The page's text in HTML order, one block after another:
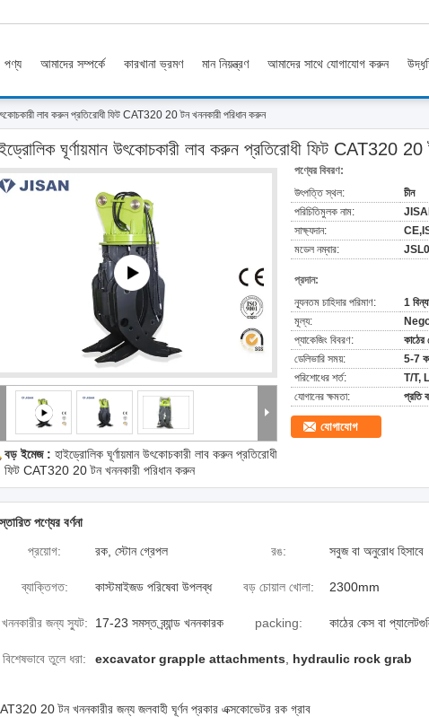
পণ্য আমাদের সম্পর্কে কারখানা ভ্রমণ মান নিয়ন্ত্রণ আমাদের সাথে যোগাযোগ করুন
লাব করুন প্রতিরোধী ফিট CAT320 20 টন খননকারী পরিধান করুন
ঘূর্ণায়মান উৎকোচকারী লাব করুন প্রতিরোধী ফিট CAT320 20
বড় ইমেজ : হাইড্রোলিক ঘূর্ণায়মান উৎকোচকারী লাব করুন প্রতিরোধী
ফিট CAT320 20 টন খননকারী পরিধান করুন
পণ্যের বিবরণ:
উৎপত্তি স্থল:
চীন
পরিচিতিমুলক নাম:
সাক্ষ্যদান:
মডেল নম্বার:
প্রদান:
ন্যূনতম চাহিদার পরিমাণ:
1
মূল্য:
প্যাকেজিং বিবরণ:
কাঠের
ডেলিভারি সময়:
5-7
পরিশোধের শর্ত:
T/T,
যোগানের ক্ষমতা:
প্রতি
যোগাযোগ
পণ্যের বর্ণনা
প্রয়োগ:
রক, স্টোন গ্রেপল রঙ: সবুজ বা অনুরোধ হিসাবে
ব্যাক্তিগত: কাস্টমাইজড পরিষেবা উপলব্ধ বড় চোয়াল খোলা: 2300mm
খননকারীর জন্য স্যুট: 17-23 সমস্ত ব্র্যান্ড খননকারক packing: কাঠের কেস বা
বিশেষভাবে তুলে ধরা: excavator grapple attachments hydraulic rock grab
20 টন খননকারীর জন্য জলবাহী ঘূর্ণন প্রকার এক্সকোভেটর রক গ্রাব